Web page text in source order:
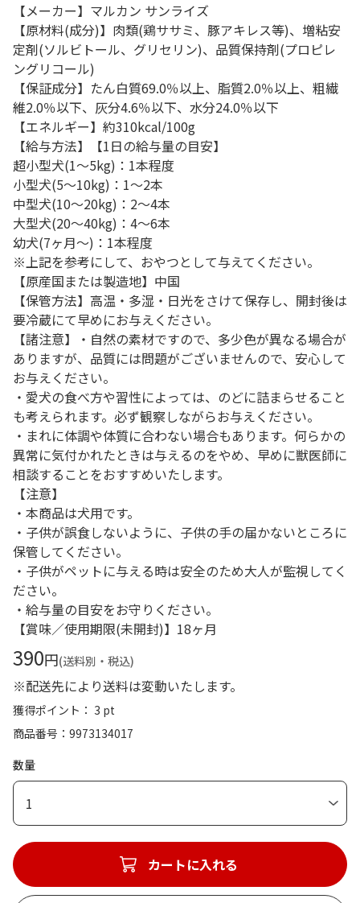
【メーカー】マルカン サンライズ
【原材料(成分)】肉類(鶏ササミ、豚アキレス等)、増粘安
定剤(ソルビトール、グリセリン)、品質保持剤(プロピレ
ングリコール)
【保証成分】たん白質69.0％以上、脂質2.0％以上、粗繊
維2.0％以下、灰分4.6％以下、水分24.0％以下
【エネルギー】約310kcal/100g
【給与方法】【1日の給与量の目安】
超小型犬(1～5kg)：1本程度
小型犬(5～10kg)：1～2本
中型犬(10～20kg)：2～4本
大型犬(20～40kg)：4～6本
幼犬(7ヶ月～)：1本程度
※上記を参考にして、おやつとして与えてください。
【原産国または製造地】中国
【保管方法】高温・多湿・日光をさけて保存し、開封後は
要冷蔵にて早めにお与えください。
【諸注意】・自然の素材ですので、多少色が異なる場合が
ありますが、品質には問題がございませんので、安心して
お与えください。
・愛犬の食べ方や習性によっては、のどに詰まらせること
も考えられます。必ず観察しながらお与えください。
・まれに体調や体質に合わない場合もあります。何らかの
異常に気付かれたときは与えるのをやめ、早めに獣医師に
相談することをおすすめいたします。
【注意】
・本商品は犬用です。
・子供が誤食しないように、子供の手の届かないところに
保管してください。
・子供がペットに与える時は安全のため大人が監視してく
ださい。
・給与量の目安をお守りください。
【賞味／使用期限(未開封)】18ヶ月
390円(送料別・税込)
※配送先により送料は変動いたします。
獲得ポイント： 3 pt
商品番号
9973134017
数量
1
カートに入れる